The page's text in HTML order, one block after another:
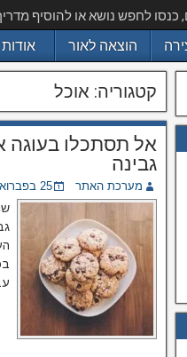
כנסו לחפש נושא או להוסיף
הוצאה לאור אודות
קטגוריה: אוכל
אל תסתכלו בעוגה
גבינה
מערכת האתר 25 בפברואר 2021